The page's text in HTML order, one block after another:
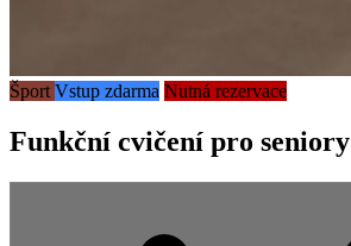
Šport Vstup zdarma Nutná rezervace
Funkční cvičení pro seniory